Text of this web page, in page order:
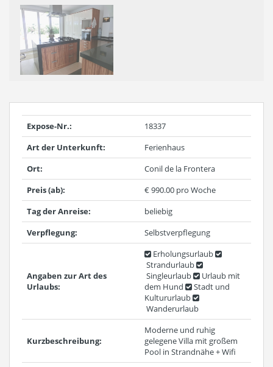
Expose-Nr.:
18337
Art der Unterkunft:
Ferienhaus
Ort:
Conil de la Frontera
Preis (ab):
€ 990.00 pro Woche
Tag der Anreise:
beliebig
Verpflegung:
Selbstverpflegung
Angaben zur Art des
Urlaubs:
Erholungsurlaub
Strandurlaub
Singleurlaub
Urlaub mit
dem Hund
Stadt und
Kultururlaub
Wanderurlaub
Kurzbeschreibung:
Moderne und ruhig
gelegene Villa mit großem
Pool in Strandnähe + Wifi